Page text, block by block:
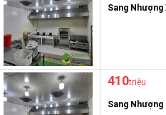
Sang Nhượng
410triệu
Sang Nhượng